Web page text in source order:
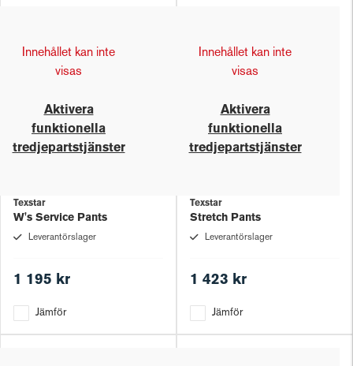
Innehållet kan inte
visas
Aktivera
funktionella
tredjepartstjänster
Texstar
W's Service Pants
Leverantörslager
1 195 kr
Jämför
Innehållet kan inte
visas
Aktivera
funktionella
tredjepartstjänster
Texstar
Stretch Pants
Leverantörslager
1 423 kr
Jämför